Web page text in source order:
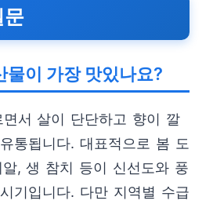
문
물이 가장 맛있나요?
서 살이 단단하고 향이 깔
통됩니다. 대표적으로 봄 도
, 생 참치 등이 신선도와 풍
기입니다. 다만 지역별 수급